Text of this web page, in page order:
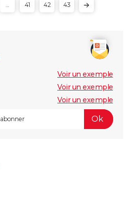
41 42 43
Voir un exemple
Voir un exemple
Voir un exemple